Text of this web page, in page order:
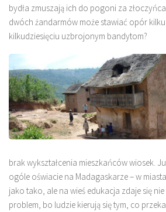
bydła zmuszają ich do pogoni za
dwóch żandarmów może stawiać opór
kilkudziesięciu uzbrojonym bandytom?
brak wykształcenia mieszkańców wiosek.
ogóle oświacie na Madagaskarze – w
jako tako, ale na wieś edukacja zdaje się
problem, bo ludzie kierują się tym, co